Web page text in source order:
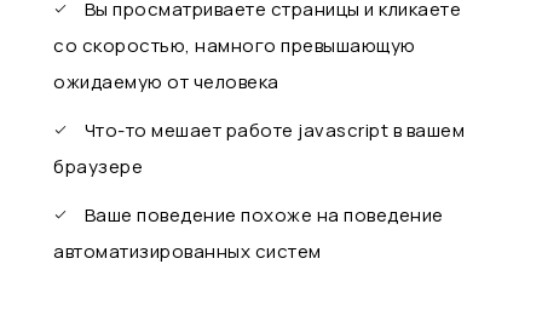
Вы просматриваете страницы и кликаете
со скоростью, намного превышающую
ожидаемую от человека
Что-то мешает работе javascript в вашем
браузере
Ваше поведение похоже на поведение
автоматизированных систем